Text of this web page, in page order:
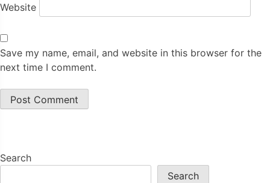
Website
Save my name, email, and website in this browser for the
next time I comment.
Search
Search